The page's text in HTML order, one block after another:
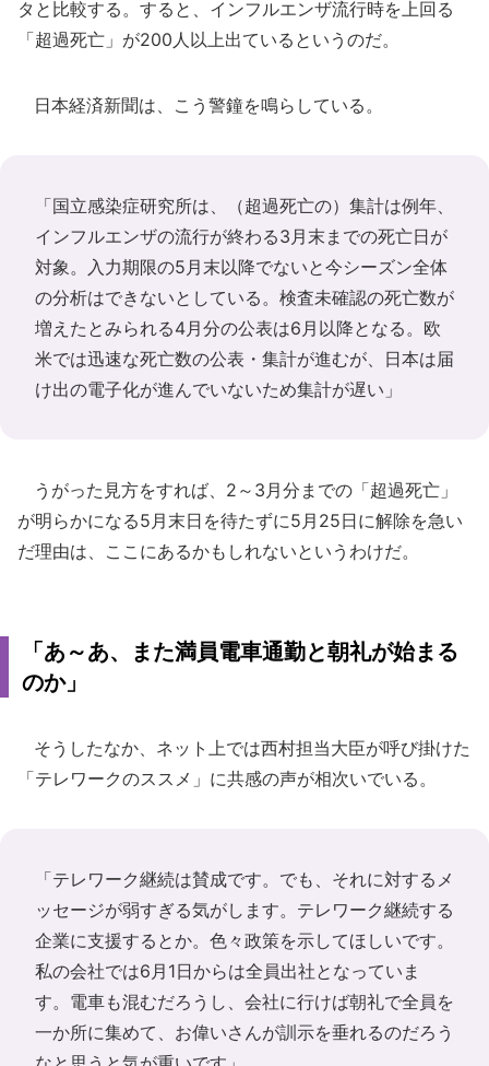
タと比較する。すると、インフルエンザ流行時を上回る
「超過死亡」が200人以上出ているというのだ。
日本経済新聞は、こう警鐘を鳴らしている。
「国立感染症研究所は、（超過死亡の）集計は例年、
インフルエンザの流行が終わる3月末までの死亡日が
対象。入力期限の5月末以降でないと今シーズン全体
の分析はできないとしている。検査未確認の死亡数が
増えたとみられる4月分の公表は6月以降となる。欧
米では迅速な死亡数の公表・集計が進むが、日本は届
け出の電子化が進んでいないため集計が遅い」
うがった見方をすれば、2～3月分までの「超過死亡」
が明らかになる5月末日を待たずに5月25日に解除を急い
だ理由は、ここにあるかもしれないというわけだ。
「あ～あ、また満員電車通勤と朝礼が始まる
のか」
そうしたなか、ネット上では西村担当大臣が呼び掛けた
「テレワークのススメ」に共感の声が相次いでいる。
「テレワーク継続は賛成です。でも、それに対するメ
ッセージが弱すぎる気がします。テレワーク継続する
企業に支援するとか。色々政策を示してほしいです。
私の会社では6月1日からは全員出社となっていま
す。電車も混むだろうし、会社に行けば朝礼で全員を
一か所に集めて、お偉いさんが訓示を垂れるのだろう